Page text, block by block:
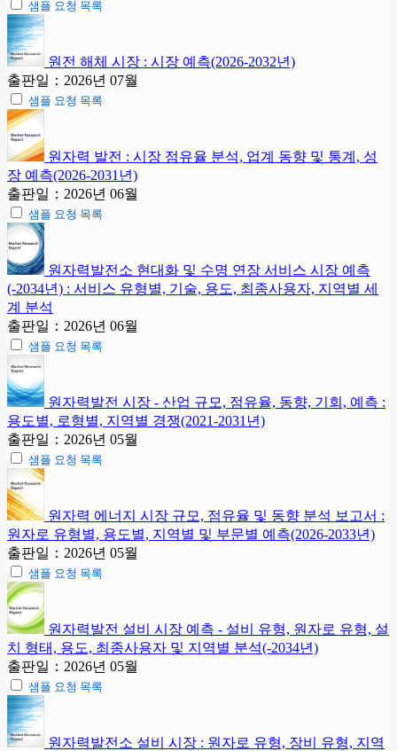
샘플 요청 목록
원전 해체 시장 : 시장 예측(2026-2032년)
출판일：2026년 07월
샘플 요청 목록
원자력 발전 : 시장 점유율 분석, 업계 동향 및 통계, 성
장 예측(2026-2031년)
출판일：2026년 06월
샘플 요청 목록
원자력발전소 현대화 및 수명 연장 서비스 시장 예측
(-2034년) : 서비스 유형별, 기술, 용도, 최종사용자, 지역별 세
계 분석
출판일：2026년 06월
샘플 요청 목록
원자력발전 시장 - 산업 규모, 점유율, 동향, 기회, 예측 :
용도별, 로형별, 지역별 경쟁(2021-2031년)
출판일：2026년 05월
샘플 요청 목록
원자력 에너지 시장 규모, 점유율 및 동향 분석 보고서 :
원자로 유형별, 용도별, 지역별 및 부문별 예측(2026-2033년)
출판일：2026년 05월
샘플 요청 목록
원자력발전 설비 시장 예측 - 설비 유형, 원자로 유형, 설
치 형태, 용도, 최종사용자 및 지역별 분석(-2034년)
출판일：2026년 05월
샘플 요청 목록
원자력발전소 설비 시장 : 원자로 유형, 장비 유형, 지역